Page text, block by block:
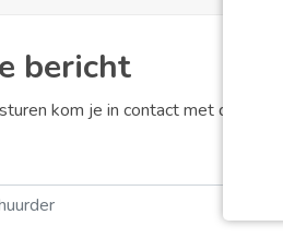
bericht
kom je in contact met de